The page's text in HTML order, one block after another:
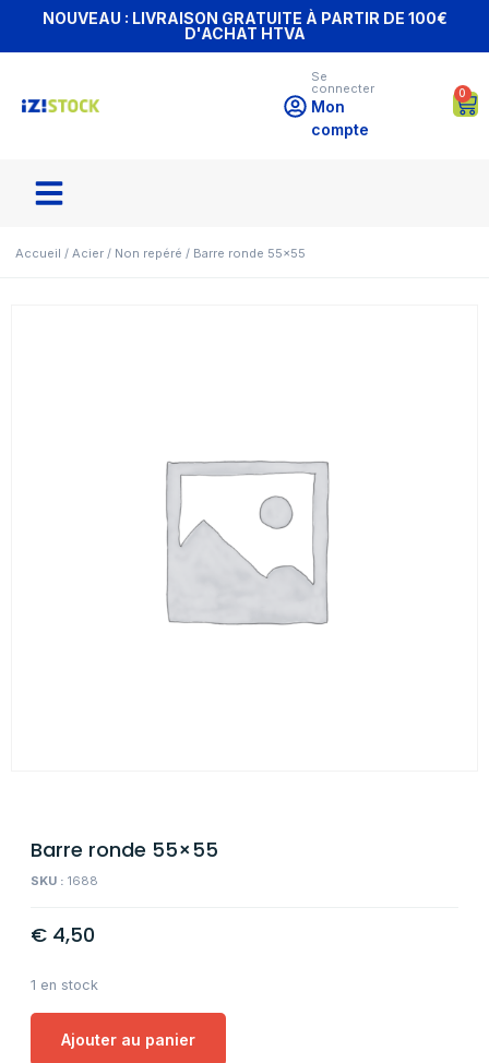
NOUVEAU : LIVRAISON GRATUITE À PARTIR DE 100€
D'ACHAT HTVA
Se
connecter
Mon
compte
0
Accueil / Acier / Non repéré / Barre ronde 55×55
Barre ronde 55×55
SKU : 1688
€ 4,50
1 en stock
Ajouter au panier